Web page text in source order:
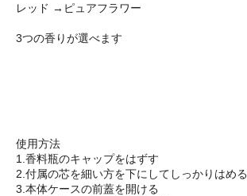
レッド →ピュアフラワー
3つの香りが選べます
使用方法
1.香料瓶のキャップをはずす
2.付属の芯を細い方を下にしてしっかりはめる
3.本体ケースの前蓋を開ける